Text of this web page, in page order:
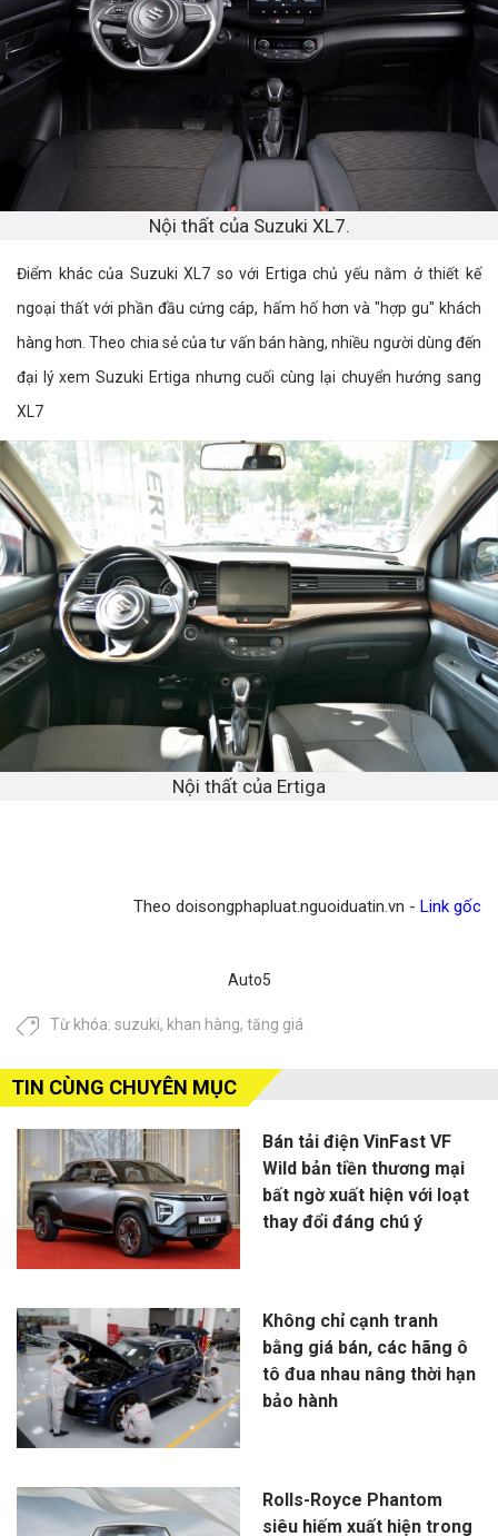
Nội thất của Suzuki XL7.
Điểm khác của Suzuki XL7 so với Ertiga chủ yếu nằm ở thiết kế
ngoại thất với phần đầu cứng cáp, hấm hố hơn và "hợp gu" khách
hàng hơn. Theo chia sẻ của tư vấn bán hàng, nhiều người dùng đến
đại lý xem Suzuki Ertiga nhưng cuối cùng lại chuyển hướng sang
XL7
Nội thất của Ertiga
Theo doisongphapluat.nguoiduatin.vn - Link gốc
Auto5
Từ khóa: suzuki, khan hàng, tăng giá
TIN CÙNG CHUYÊN MỤC
Bán tải điện VinFast VF
Wild bản tiền thương mại
bất ngờ xuất hiện với loạt
thay đổi đáng chú ý
Không chỉ cạnh tranh
bằng giá bán, các hãng ô
tô đua nhau nâng thời hạn
bảo hành
Rolls-Royce Phantom
siêu hiếm xuất hiện trong